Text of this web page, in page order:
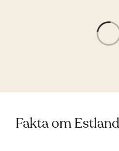
Fakta om Estland